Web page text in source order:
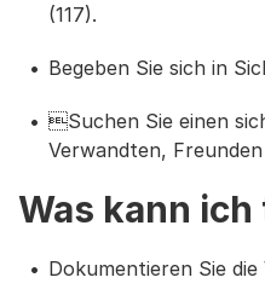
(117).
Begeben Sie sich in
Suchen Sie einen
Verwandten,
Was kann ich
Dokumentieren Sie